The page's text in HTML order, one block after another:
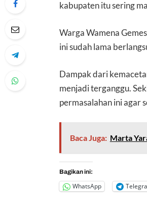
kabupaten itu sering
Warga Wamena
ini sudah lama
Dampak dari
menjadi terganggu.
permasalahan ini agar
Baca Juga: Marta
Bagikan ini:
WhatsApp